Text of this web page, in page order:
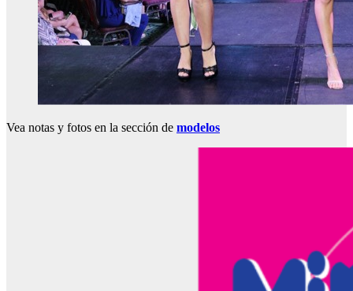
Vea notas y fotos en la sección de modelos